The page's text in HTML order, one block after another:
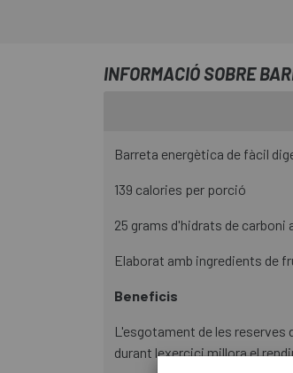
INFORMACIÓ SOBRE
Barreta energètica de fàcil
139 calories per porció
25 grams d'hidrats de carboni
Elaborat amb ingredients de
Beneficis
L'esgotament de les
durant lexercici millora el